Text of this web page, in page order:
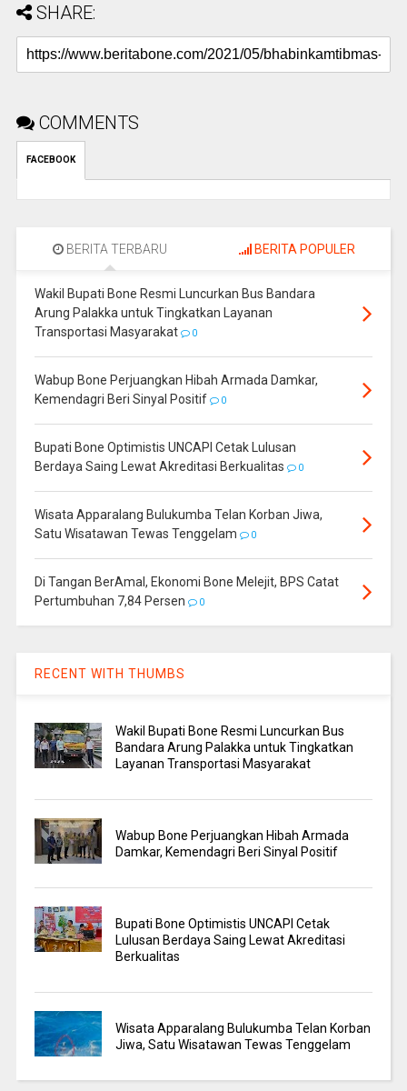
SHARE:
COMMENTS
FACEBOOK
BERITA TERBARU BERITA POPULER
Wakil Bupati Bone Resmi Luncurkan Bus Bandara
Arung Palakka untuk Tingkatkan Layanan
Transportasi Masyarakat
0
Wabup Bone Perjuangkan Hibah Armada Damkar,
Kemendagri Beri Sinyal Positif
0
Bupati Bone Optimistis UNCAPI Cetak Lulusan
Berdaya Saing Lewat Akreditasi Berkualitas
0
Wisata Apparalang Bulukumba Telan Korban Jiwa,
Satu Wisatawan Tewas Tenggelam
0
Di Tangan BerAmal, Ekonomi Bone Melejit, BPS Catat
Pertumbuhan 7,84 Persen
0
RECENT WITH THUMBS
Wakil Bupati Bone Resmi Luncurkan Bus
Bandara Arung Palakka untuk Tingkatkan
Layanan Transportasi Masyarakat
Wabup Bone Perjuangkan Hibah Armada
Damkar, Kemendagri Beri Sinyal Positif
Bupati Bone Optimistis UNCAPI Cetak
Lulusan Berdaya Saing Lewat Akreditasi
Berkualitas
Wisata Apparalang Bulukumba Telan Korban
Jiwa, Satu Wisatawan Tewas Tenggelam